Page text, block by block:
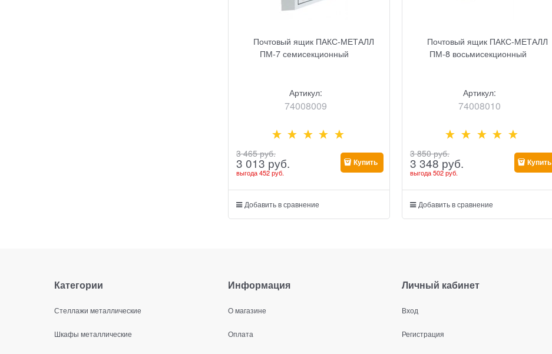
Почтовый ящик ПАКС-МЕТАЛЛ
ПМ-7 семисекционный
Артикул:
74008009
3 465 руб.
3 013 руб.
выгода452 руб.
Купить
Добавить в сравнение
Почтовый ящик ПАКС-МЕТАЛЛ
ПМ-8 восьмисекционный
Артикул:
74008010
3 850 руб.
3 348 руб.
выгода502 руб.
Купить
Добавить в сравнение
Категории
Стеллажи металлические
Шкафы металлические
Информация
О магазине
Оплата
Личный кабинет
Вход
Регистрация